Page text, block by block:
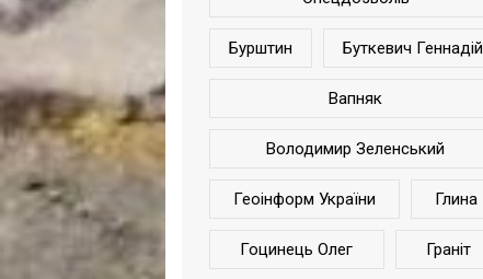
Бурштин Буткевич Геннадій
Вапняк
Володимир Зеленський
Геоінформ України Глина
Гоцинець Олег Граніт